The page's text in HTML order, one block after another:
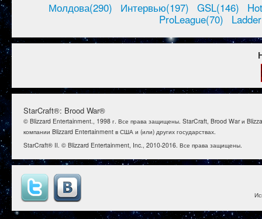
Молдова(290) Интервью(197) GSL(146)
ProLeague(70)
StarCraft®: Brood War®
© Blizzard Entertainment., 1998 г. Все права защищены. StarCraft, Brood War и
компании Blizzard Entertainment в США и (или) других государствах.
StarCraft® II. © Blizzard Entertainment, Inc., 2010-2016. Все права защищены.